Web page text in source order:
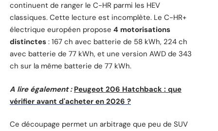
continuent de ranger le C-HR parmi les HEV
classiques. Cette lecture est incomplète. Le C-HR+
électrique européen propose 4 motorisations
distinctes : 167 ch avec batterie de 58 kWh, 224 ch
avec batterie de 77 kWh, et une version AWD de 343
ch sur la même batterie de 77 kWh.
A lire également : Peugeot 206 Hatchback : que
vérifier avant d'acheter en 2026 ?
Ce découpage permet un arbitrage que peu de SUV